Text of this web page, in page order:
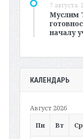
7 августа,
Муслим
началу
КАЛЕНДАРЬ
Август 2026
Пн
Вт Ср